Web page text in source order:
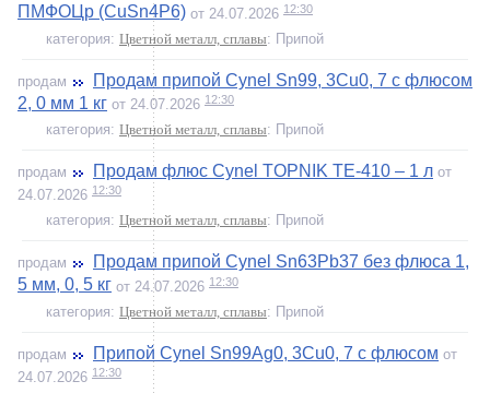
ПМФОЦр (CuSn4P6) от 24.07.2026 12:30
категория: Цветной металл, сплавы: Припой
продам
Продам припой Cynel Sn99, 3Cu0, 7 с флюсом
2, 0 мм 1 кг от 24.07.2026 12:30
категория: Цветной металл, сплавы: Припой
продам Продам флюс Cynel TOPNIK TE-410 – 1 л от
24.07.2026 12:30
категория: Цветной металл, сплавы: Припой
продам
Продам припой Cynel Sn63Pb37 без флюса 1,
5 мм, 0, 5 кг от 24.07.2026 12:30
категория: Цветной металл, сплавы: Припой
продам Припой Cynel Sn99Ag0, 3Cu0, 7 с флюсом от
24.07.2026 12:30